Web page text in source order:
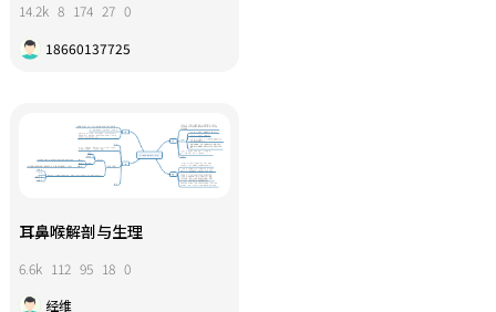
14.2k 8 174 27 0
18660137725
耳鼻喉解剖与生理
6.6k 112 95 18 0
经维